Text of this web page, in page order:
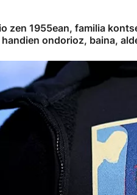
zen 1955ean, familia
ondorioz, baina,